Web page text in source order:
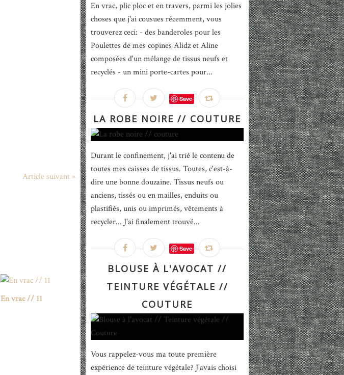
Article suivant »
En vrac // 11
En vrac, plic ploc et en travers, parmi les jolies
choses que j'ai cousues récemment, vous
trouverez ceci: - des banderoles pour les
Poulettes de mes copines Alidz et Aline
composées d'un mélange de tissus neufs et
recyclés - un mini porte-cartes pour...
Save
LA ROBE NOIRE // COUTURE
Durant le confinement, j'ai trié le contenu de
toutes mes caisses de tissus. Toutes, c'est-à-
dire une bonne douzaine. Tissus neufs ou
anciens, tissés ou en mailles, enduits ou
plastifiés, unis ou imprimés, vêtements à
recycler... J'ai finalement trouvé...
Save
BLOUSE À L'AVOCAT //
TEINTURE VÉGÉTALE //
COUTURE
Vous rappelez-vous ma toute première
expérience de teinture végétale? J'avais choisi